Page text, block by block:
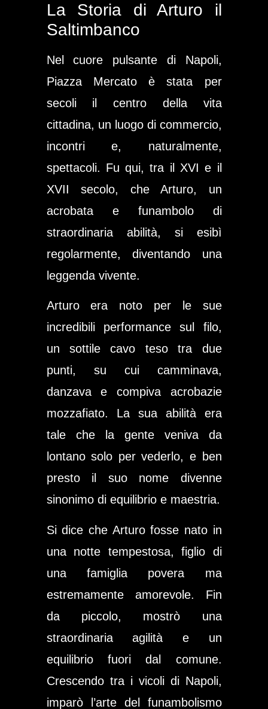
La Storia di Arturo il
Saltimbanco
Nel cuore pulsante di Napoli,
Piazza Mercato è stata per
secoli il centro della vita
cittadina, un luogo di commercio,
incontri e, naturalmente,
spettacoli. Fu qui, tra il XVI e il
XVII secolo, che Arturo, un
acrobata e funambolo di
straordinaria abilità, si esibì
regolarmente, diventando una
leggenda vivente.
Arturo era noto per le sue
incredibili performance sul filo,
un sottile cavo teso tra due
punti, su cui camminava,
danzava e compiva acrobazie
mozzafiato. La sua abilità era
tale che la gente veniva da
lontano solo per vederlo, e ben
presto il suo nome divenne
sinonimo di equilibrio e maestria.
Si dice che Arturo fosse nato in
una notte tempestosa, figlio di
una famiglia povera ma
estremamente amorevole. Fin
da piccolo, mostrò una
straordinaria agilità e un
equilibrio fuori dal comune.
Crescendo tra i vicoli di Napoli,
imparò l’arte del funambolismo